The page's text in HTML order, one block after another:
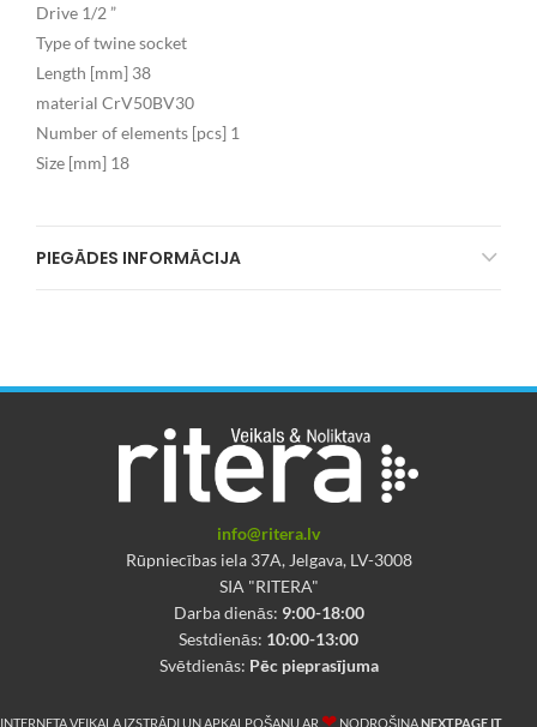
Drive 1/2 ”
Type of twine socket
Length [mm] 38
material CrV50BV30
Number of elements [pcs] 1
Size [mm] 18
PIEGĀDES INFORMĀCIJA
info@ritera.lv
Rūpniecības iela 37A, Jelgava, LV-3008
SIA "RITERA"
Darba dienās: 9:00-18:00
Sestdienās: 10:00-13:00
Svētdienās: Pēc pieprasījuma
INTERNETA VEIKALA IZSTRĀDI UN APKALPOŠANU AR ❤ NODROŠINANEXTPAGE IT